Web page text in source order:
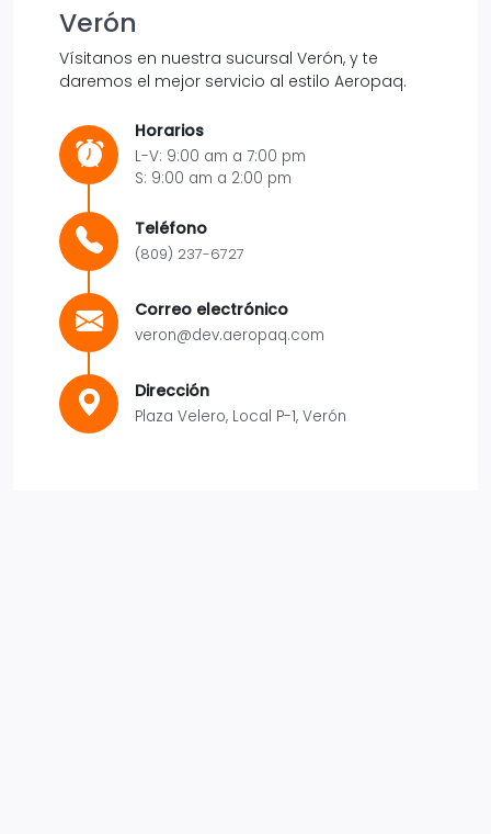
Verón
Vísitanos en nuestra sucursal Verón, y te
daremos el mejor servicio al estilo Aeropaq.
Horarios
L-V: 9:00 am a 7:00 pm
S: 9:00 am a 2:00 pm
Teléfono
(809) 237-6727
Correo electrónico
veron@dev.aeropaq.com
Dirección
Plaza Velero, Local P-1, Verón